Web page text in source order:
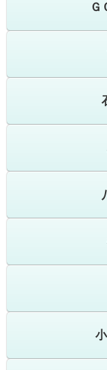
Ｇ